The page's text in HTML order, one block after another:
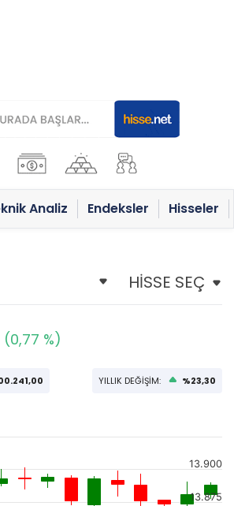
Analiz Endeksler Hisseler
(0,77 %)
YILLIK DEĞİŞİM: %23,30
13.875
13.900